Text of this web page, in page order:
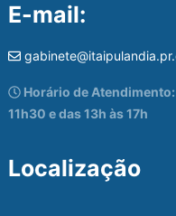
E-mail:
Horário de
11h30 e das 13h às 17h
Localização